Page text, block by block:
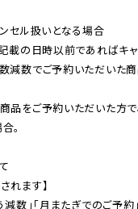
セル扱いとなる場合
載の日時以前であればキ
減数でご予約いただいた
品をご予約いただいた方
。
れます】
減数」「月またぎでのご予約